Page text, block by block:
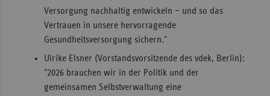
Versorgung nachhaltig entwickeln – und so das
Vertrauen in unsere hervorragende
Gesundheitsversorgung sichern."
Ulrike Elsner (Vorstandsvorsitzende des vdek, Berlin):
"2026 brauchen wir in der Politik und der
gemeinsamen Selbstverwaltung eine